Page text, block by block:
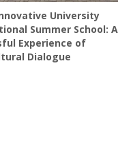
University
Summer School: A
Experience of
Dialogue